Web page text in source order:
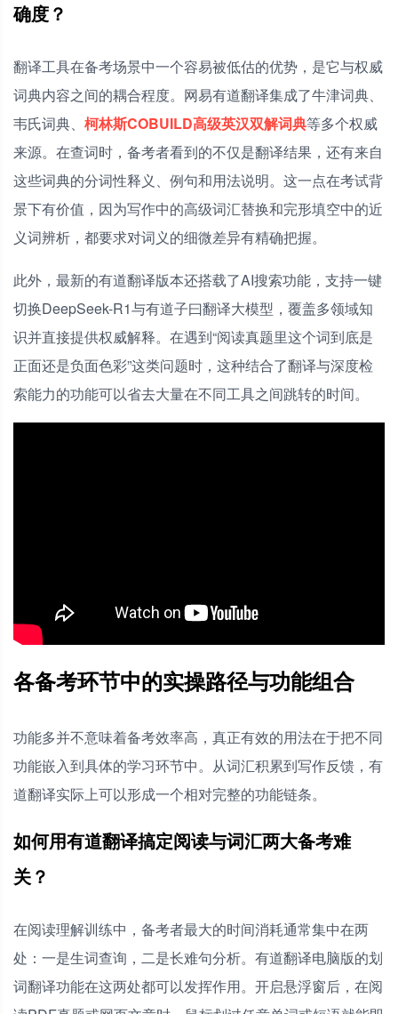
确度？
翻译工具在备考场景中一个容易被低估的优势，是它与权威
词典内容之间的耦合程度。网易有道翻译集成了牛津词典、
韦氏词典、 柯林斯COBUILD高级英汉双解词典等多个权威
来源。在查词时，备考者看到的不仅是翻译结果，还有来自
这些词典的分词性释义、例句和用法说明。这一点在考试背
景下有价值，因为写作中的高级词汇替换和完形填空中的近
义词辨析，都要求对词义的细微差异有精确把握。
此外，最新的有道翻译版本还搭载了AI搜索功能，支持一键
切换DeepSeek-R1与有道子曰翻译大模型，覆盖多领域知
识并直接提供权威解释。在遇到“阅读真题里这个词到底是
正面还是负面色彩”这类问题时，这种结合了翻译与深度检
索能力的功能可以省去大量在不同工具之间跳转的时间。
各备考环节中的实操路径与功能组合
功能多并不意味着备考效率高，真正有效的用法在于把不同
功能嵌入到具体的学习环节中。从词汇积累到写作反馈，有
道翻译实际上可以形成一个相对完整的功能链条。
如何用有道翻译搞定阅读与词汇两大备考难
关？
在阅读理解训练中，备考者最大的时间消耗通常集中在两
处：一是生词查询，二是长难句分析。有道翻译电脑版的划
词翻译功能在这两处都可以发挥作用。开启悬浮窗后，在阅